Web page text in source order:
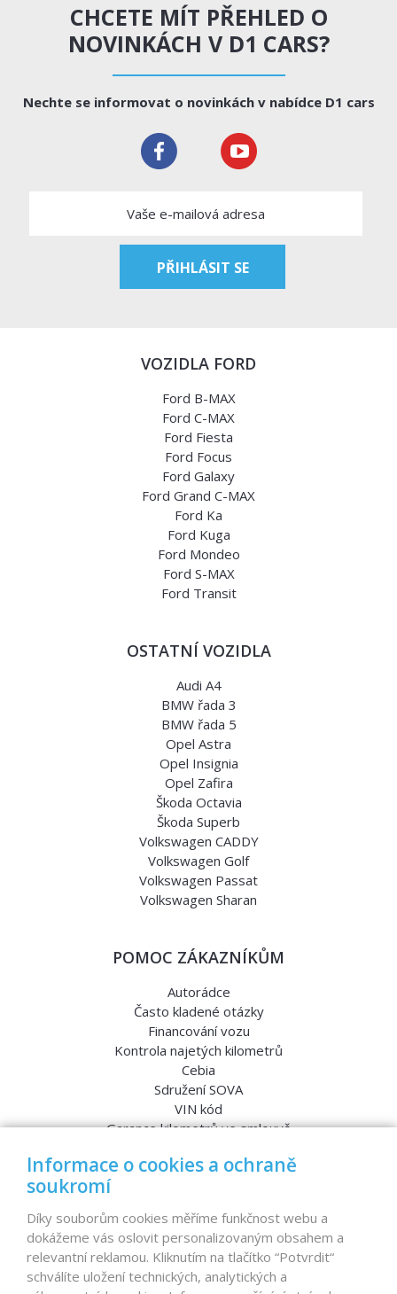
CHCETE MÍT PŘEHLED O
NOVINKÁCH V D1 CARS?
Nechte se informovat o novinkách v nabídce D1 cars
VOZIDLA FORD
Ford B-MAX
Ford C-MAX
Ford Fiesta
Ford Focus
Ford Galaxy
Ford Grand C-MAX
Ford Ka
Ford Kuga
Ford Mondeo
Ford S-MAX
Ford Transit
OSTATNÍ VOZIDLA
Audi A4
BMW řada 3
BMW řada 5
Opel Astra
Opel Insignia
Opel Zafira
Škoda Octavia
Škoda Superb
Volkswagen CADDY
Volkswagen Golf
Volkswagen Passat
Volkswagen Sharan
POMOC ZÁKAZNÍKŮM
Autorádce
Často kladené otázky
Financování vozu
Kontrola najetých kilometrů
Cebia
Sdružení SOVA
VIN kód
Garance kilometrů ve smlouvě
Nabídka vozů
Reference
Dovoz aut na míru – pro koho je určen?
Informace o cookies a ochraně
soukromí
Díky souborům cookies měříme funkčnost webu a
dokážeme vás oslovit personalizovaným obsahem a
relevantní reklamou. Kliknutím na tlačítko “Potvrdit“
schválíte uložení technických, analytických a